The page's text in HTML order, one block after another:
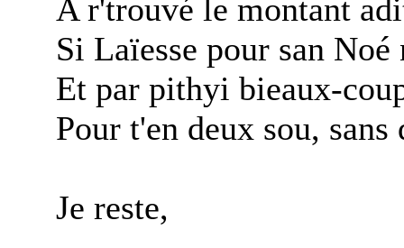
A r'trouvé le montant
Si Laïesse pour san Noé
Et par pithyi bieaux-
Pour t'en deux sou,
Je reste,